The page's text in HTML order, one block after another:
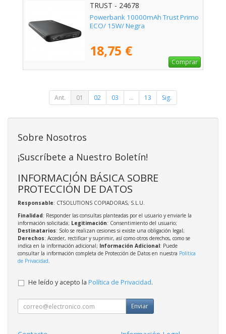
TRUST - 24678
Powerbank 10000mAh Trust Primo
ECO/ 15W/ Negra
18,75 €
Comprar
Ant. 01 02 03 ... 13 Sig.
Sobre Nosotros
¡Suscríbete a Nuestro Boletín!
INFORMACIÓN BÁSICA SOBRE
PROTECCIÓN DE DATOS
Responsable: CTSOLUTIONS COPIADORAS, S.L.U.
Finalidad: Responder las consultas planteadas por el usuario y enviarle la
información solicitada; Legitimación: Consentimiento del usuario;
Destinatarios: Solo se realizan cesiones si existe una obligación legal;
Derechos: Acceder, rectificar y suprimir, así como otros derechos, como se
indica en la información adicional; Información Adicional: Puede
consultar la información completa de Protección de Datos en nuestra Política
de Privacidad.
He leído y acepto la Política de Privacidad.
Enviar